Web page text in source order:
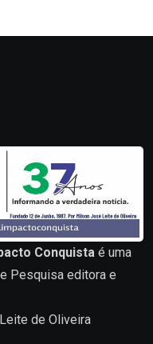
Conquista é uma
Pesquisa editora e
de Oliveira